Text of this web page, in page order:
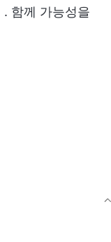
. 함께 가능성을